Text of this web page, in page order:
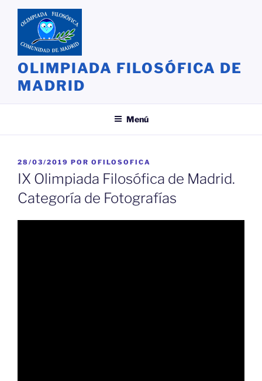
Saltar
contenido
OLIMPIADA FILOSÓFICA DE
MADRID
Menú
PUBLICADO
EL
28/03/2019 POR OFILOSOFICA
IX Olimpiada Filosófica de Madrid.
Categoría de Fotografías